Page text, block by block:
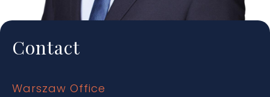
Contact
Warszaw Office